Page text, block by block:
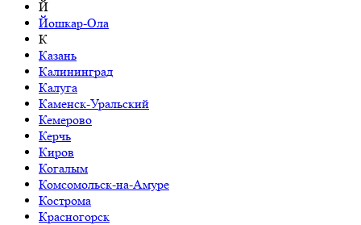
Й
Йошкар-Ола
К
Казань
Калининград
Калуга
Каменск-Уральский
Кемерово
Керчь
Киров
Когалым
Комсомольск-на-Амуре
Кострома
Красногорск